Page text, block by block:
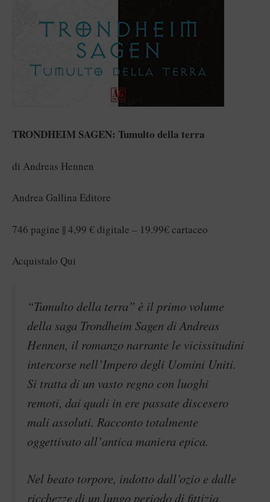
TRONDHEIM SAGEN: Tumulto della terra
di Andreas Hennen
Andrea Gallina Editore
746 pagine || 4,99 € digitale – 19.99€ cartaceo
Acquistalo Qui
“Tumulto della terra” è il primo volume
della saga Trondheim Sagen di Andreas
Hennen, il romanzo narrante le vicissitudini
intercorse nell’Impero degli Uomini Uniti.
Si tratta di un vasto regno con luoghi
remoti, dai quali in ere passate discesero
mali assoluti. Racconto totalmente
oggettivato all’antica maniera epica.
Nel beato torpore, indotto dall’ozio e dalle
ricchezze di un lungo periodo di fittizia